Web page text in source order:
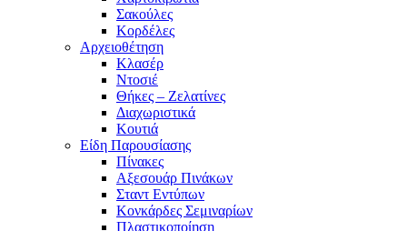
Σακούλες
Κορδέλες
Αρχειοθέτηση
Κλασέρ
Ντοσιέ
Θήκες – Ζελατίνες
Διαχωριστικά
Κουτιά
Είδη Παρουσίασης
Πίνακες
Αξεσουάρ Πινάκων
Σταντ Εντύπων
Κονκάρδες Σεμιναρίων
Πλαστικοποίηση